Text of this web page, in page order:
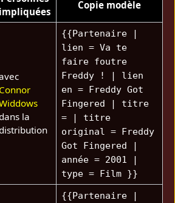
impliquées
Copie modèle
Connor
la
{{Partenaire |
lien = Va te
faire foutre
Freddy ! | lien
en = Freddy Got
Fingered | titre
= | titre
original = Freddy
Got Fingered |
année = 2001 |
type = Film }}
{{Partenaire |